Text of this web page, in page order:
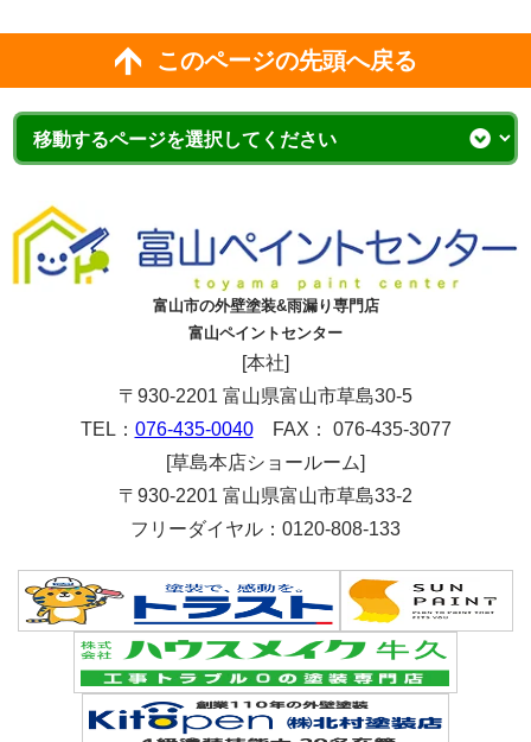
このページの先頭へ戻る
富山市の外壁塗装&雨漏り専門店
富山ペイントセンター
[本社]
〒930-2201 富山県富山市草島30-5
TEL： 076-435-0040FAX： 076-435-3077
[草島本店ショールーム]
〒930-2201 富山県富山市草島33-2
フリーダイヤル：0120-808-133